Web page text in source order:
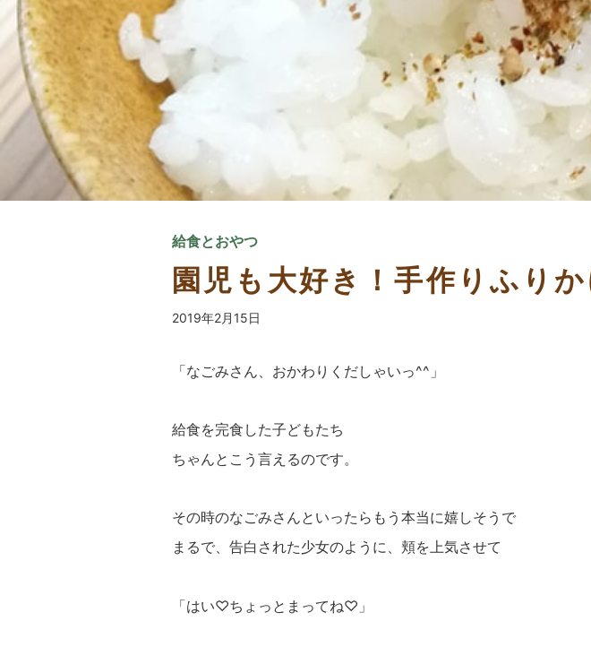
給食とおやつ
園児も大好き！手作りふりか
2019年2月15日
「なごみさん、おかわりくだしゃいっ^^」
給食を完食した子どもたち
ちゃんとこう言えるのです。
その時のなごみさんといったらもう本当に嬉しそうで
まるで、告白された少女のように、頬を上気させて
「はい♡ちょっとまってね♡」